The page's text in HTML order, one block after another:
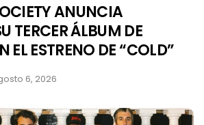
ANUNCIA
TERCER ÁLBUM DE
EL ESTRENO DE “COLD”
6, 2026